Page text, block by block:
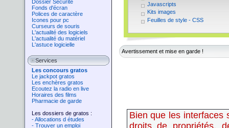
Dossier Sécurité
Fonds d'écran
Polices de caractère
Icones pour pc
Curseurs de souris
L'actualité des logiciels
L'actualité du matériel
L'astuce logicielle
Services
Les concours gratos
Le jackpot gratos
Les enchères gratos
Ecoutez la radio en live
Horaires des films
Pharmacie de garde
Les dossiers de gratos :
- Allocations d études
- Trouver un emploi
Javascripts
Kits images
Feuilles de style - CSS
Avertissement et mise en garde !
Bienque les interfaces
droits de propriétés,